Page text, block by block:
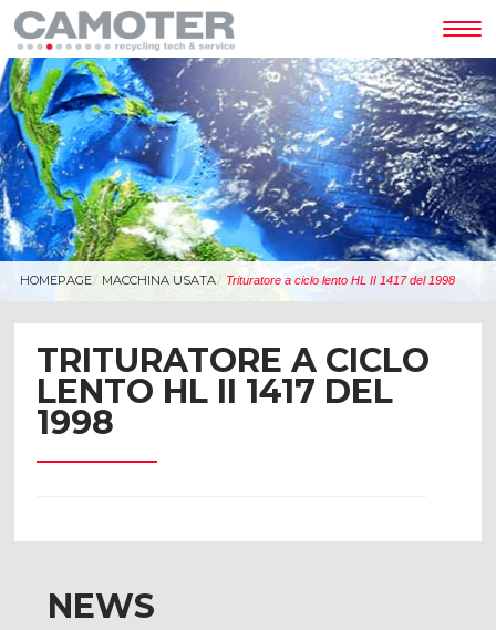
HOMEPAGE MACCHINA USATA Trituratore a ciclo lento HL II 1417 del 1998
TRITURATORE A CICLO
LENTO HL II 1417 DEL
1998
NEWS